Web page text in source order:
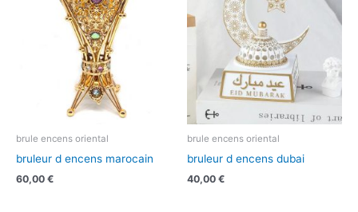
brule encens oriental
bruleur d encens marocain
60,00 €
brule encens oriental
bruleur d encens dubai
40,00 €